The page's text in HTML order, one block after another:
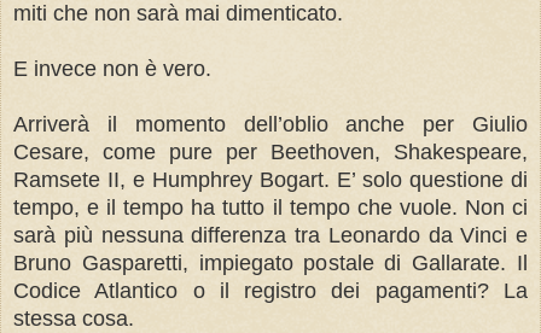
miti che non sarà mai dimenticato.
E invece non è vero.
Arriverà il momento dell’oblio anche per Giulio
Cesare, come pure per Beethoven, Shakespeare,
Ramsete II, e Humphrey Bogart. E’ solo questione di
tempo, e il tempo ha tutto il tempo che vuole. Non ci
sarà più nessuna differenza tra Leonardo da Vinci e
Bruno Gasparetti, impiegato postale di Gallarate. Il
Codice Atlantico o il registro dei pagamenti? La
stessa cosa.